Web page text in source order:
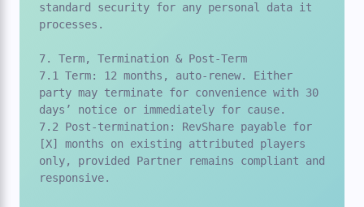
standard security for any personal data it
processes.
7. Term, Termination & Post-Term
7.1 Term: 12 months, auto-renew. Either
party may terminate for convenience with 30
days’ notice or immediately for cause.
7.2 Post-termination: RevShare payable for
[X] months on existing attributed players
only, provided Partner remains compliant and
responsive.